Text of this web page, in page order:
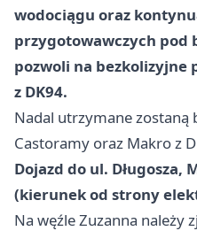
wodociągu oraz
przygotowawczych
pozwoli na bezkolizyjne
z DK94.
Nadal utrzymane zostaną
Castoramy oraz Makro z
Dojazd do ul. Długosza,
(kierunek od strony
Na węźle Zuzanna należy